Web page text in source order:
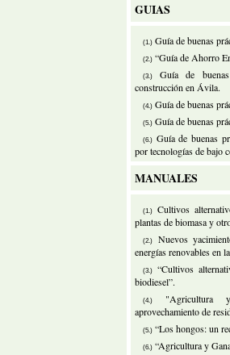
GUIAS
(1.) Guía de buenas
(2.) “Guía de Ahorro
(3.)
Guía de
construcción en Ávila.
(4.) Guía de buenas
(5.) Guía de buenas
(6.) Guía de buenas
por tecnologías de bajo
MANUALES
(1.)
Cultivos
plantas de biomasa y
(2.)
Nuevos
energías renovables en
(3.)
“Cultivos
biodiesel”.
(4.)
"Agricultura
aprovechamiento de
(5.) “Los hongos: un
(6.) “Agricultura y